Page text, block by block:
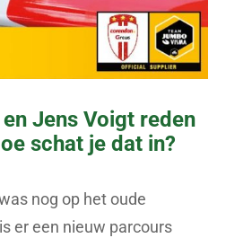
Jens Voigt reden
schat je dat in?
nog op het oude
er een nieuw parcours